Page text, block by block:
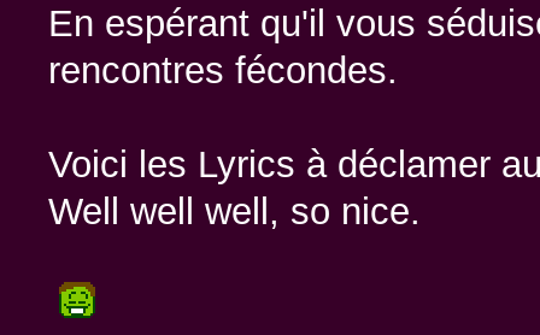
En espérant qu'il vous
rencontres fécondes.
Voici les Lyrics à déclamer
Well well well, so nice.